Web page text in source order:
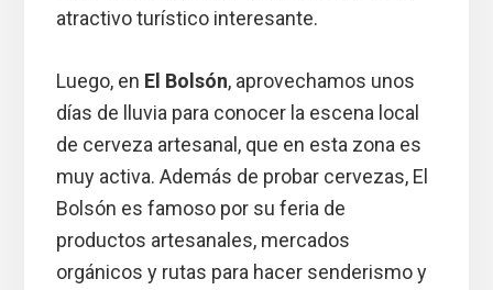
atractivo turístico interesante.
Luego, en El Bolsón, aprovechamos unos
días de lluvia para conocer la escena local
de cerveza artesanal, que en esta zona es
muy activa. Además de probar cervezas, El
Bolsón es famoso por su feria de
productos artesanales, mercados
orgánicos y rutas para hacer senderismo y